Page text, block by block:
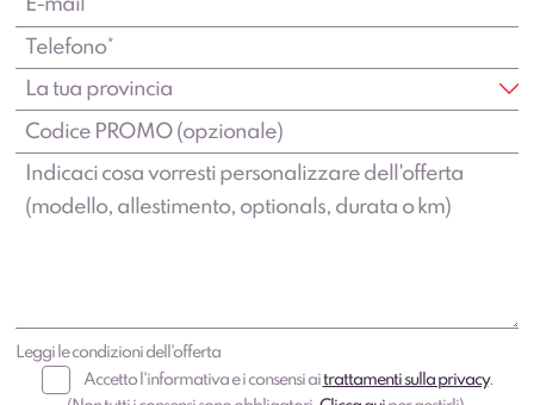
Leggi le condizioni dell'offerta
Accetto l'informativa e i consensi aitrattamenti sulla privacy.